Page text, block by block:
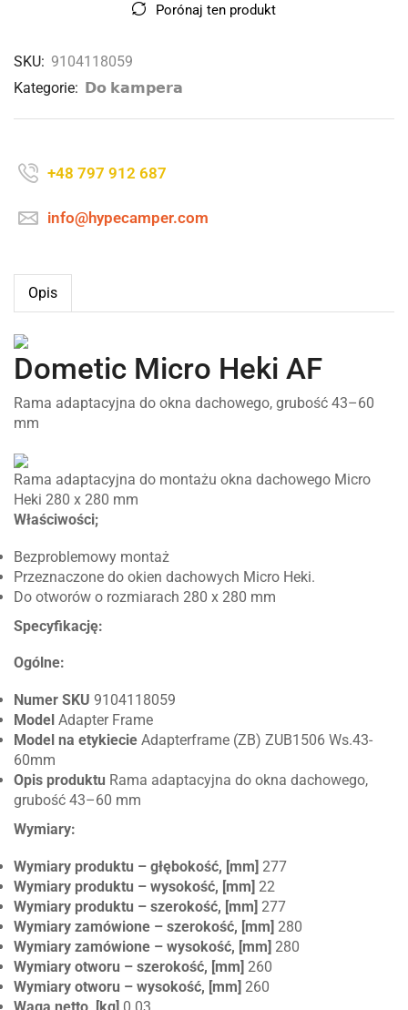
Porónaj ten produkt
SKU: 9104118059
Kategorie:
𝗗𝗼 𝗸𝗮𝗺𝗽𝗲𝗿𝗮
+48 797 912 687
info@hypecamper.com
Opis
Dometic Micro Heki AF
Rama adaptacyjna do okna dachowego, grubość 43–60
mm
Rama adaptacyjna do montażu okna dachowego Micro
Heki 280 x 280 mm
Właściwości;
Bezproblemowy montaż
Przeznaczone do okien dachowych Micro Heki.
Do otworów o rozmiarach 280 x 280 mm
Specyfikację:
Ogólne:
Numer SKU 9104118059
Model Adapter Frame
Model na etykiecie Adapterframe (ZB) ZUB1506 Ws.43-
60mm
Opis produktu Rama adaptacyjna do okna dachowego,
grubość 43–60 mm
Wymiary:
Wymiary produktu – głębokość, [mm] 277
Wymiary produktu – wysokość, [mm] 22
Wymiary produktu – szerokość, [mm] 277
Wymiary zamówione – szerokość, [mm] 280
Wymiary zamówione – wysokość, [mm] 280
Wymiary otworu – szerokość, [mm] 260
Wymiary otworu – wysokość, [mm] 260
Waga netto, [kg] 0.03